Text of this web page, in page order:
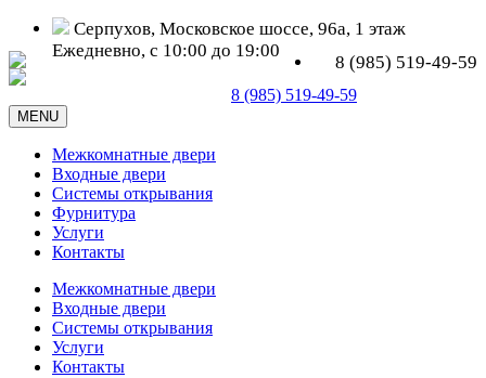
Серпухов, Московское шоссе, 96а, 1 этаж
Ежедневно, с 10:00 до 19:00
8 (985) 519-49-59
8 (985) 519-49-59
MENU
Межкомнатные двери
Входные двери
Системы открывания
Фурнитура
Услуги
Контакты
Межкомнатные двери
Входные двери
Системы открывания
Услуги
Контакты